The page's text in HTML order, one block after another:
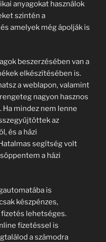
anyagokat használok
szintén a
amelyek még ápolják is
beszerzésében van a
elkészítésében is.
a weblapon, valamint
nagyon hasznos
mindez nem lenne
az
és a házi
segítség volt
a házi
is
készpénzes,
lehetséges.
fizetéssel is
a számodra